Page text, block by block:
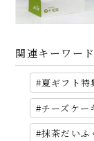
関連キーワード
夏ギフト特
チーズケー
抹茶だいふ